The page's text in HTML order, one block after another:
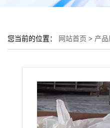
您当前的位置： 网站首页 > 产品